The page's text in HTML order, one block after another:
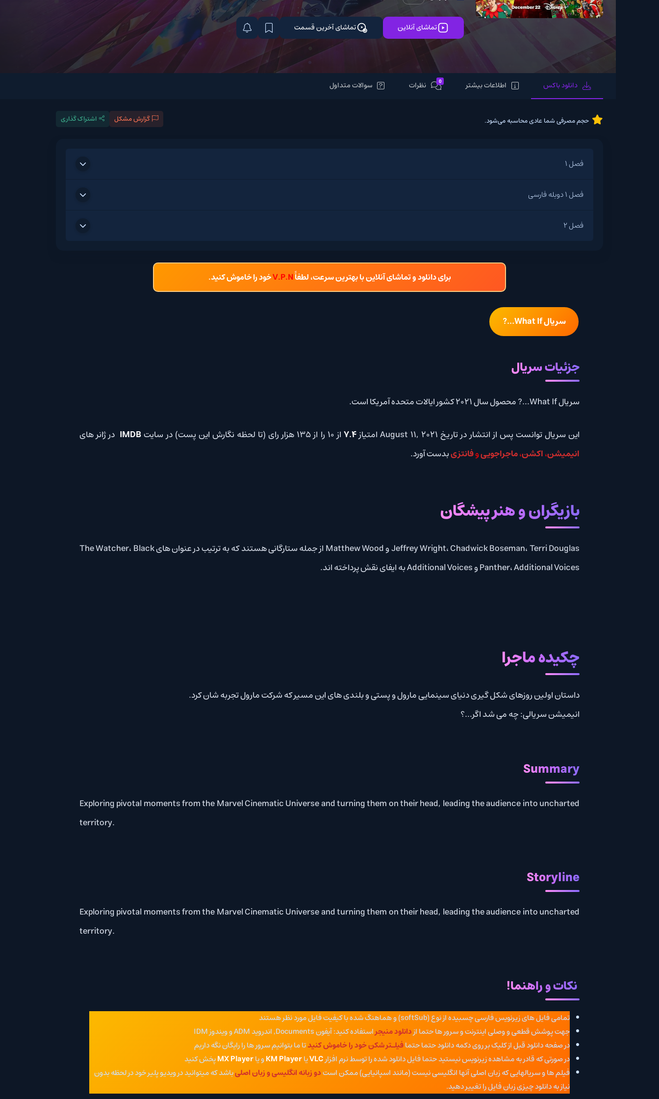
تماشای آنلاین تماشای آخرین قسمت
دانلود باکس اطلاعات بیشتر نظرات سوالات متداول
حجم مصرفی شما عادی محاسبه می‌شود. گزارش مشکل اشتراک گذاری
برای دانلود و تماشای آنلاین با بهترین سرعت، لطفاًV.P.Nخود را خاموش کنید.
جزئیات سریال
این سریال توانست پس از انتشار در تاریخ August 11, 2021 امتیاز 7.4از 10 را از 135 هزار رای (تا لحظه نگارش این پست) در سایت IMDB در ژانر های
اکشن،ماجراجوییوفانتزیبدست آورد.
بازیگران و هنر پیشگان
Jeffrey Wright، Chadwick Boseman، Terri Douglas و Matthew Wood از جمله ستارگانی هستند که به ترتیب در عنوان های The Watcher، Black
Panther، Additional Voices و Additional Voices به ایفای نقش پرداخته اند.
چکیده ماجرا
داستان اولین روزهای شکل گیری دنیای سینمایی مارول و پستی و بلندی های این مسیر که شرکت مارول تجربه شان کرد.
انیمیشن سریالی: چه می شد اگر…؟
Summary
Exploring pivotal moments from the Marvel Cinematic Universe and turning them on their head, leading the audience into uncharted
Storyline
Exploring pivotal moments from the Marvel Cinematic Universe and turning them on their head, leading the audience into uncharted
نکات و راهنما!
تمامی فایل های زیرنویس فارسی چسبیده از نوع (softSub) و هماهنگ شده با کیفیت فایل مورد نظر هستند
جهت پوشش قطعی و وصلی اینترنت و سرور ها حتما ازدانلود منیجراستفاده کنید: آیفون Documents, اندروید ADM و ویندوز IDM
در صفحه دانلود قبل از کلیک بر روی دکمه دانلود حتما حتمافیلـتر شکن خود را خاموش کنیدتا ما بتوانیم سرور ها را رایگان نگه داریم
در صورتی که قادر به مشاهده زیرنویس نیستید حتما فایل دانلود شده را توسط نرم افزارVLCیاKM Playerو یاMX Playerپخش کنید
فیلم ها و سریالهایی که زبان اصلی آنها انگلیسی نیست (مانند اسپانیایی) ممکن استدو زبانه انگلیسی و زبان اصلیباشد که میتوانید در ویدیو پلیر خود در لحظه بدون
نیاز به دانلود چیزی زبان فایل را تغییر دهید.